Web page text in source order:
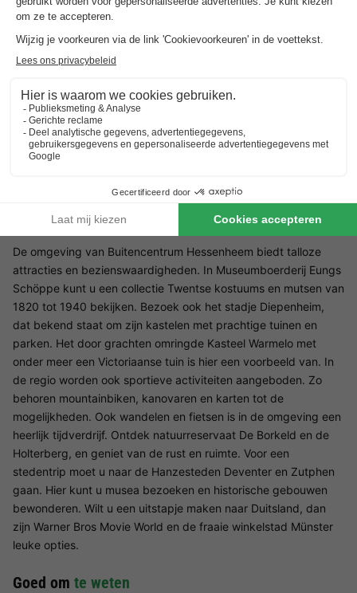
naar vorm. Klim en klauter op verschillende speeltoestellen en
het pad tegenkomt.
Voor een gezellig diner kunt u op het terrein van Hessenheem
terecht bij à la carte restaurant Bistro de Loep. Deze bistro
heeft een uitgebreide menukaart en serveert
Omgeving Buitencentrum Hessenheem
De omgeving van Buitencentrum Hessenheem biedt talloze
attracties en bezienswaardigheden. In Museumboerderij Eungs
Schöppe kunt u een collectie Twentse kostuums en mutsen van
1820 tot 1940 bekijken. Bezoek ook het stadje Diepenheim,
dat bekend staat om zijn kastelen met prachtige tuinen en
parken. Het door grachten omringde Kasteel Warmelo met
onder meer een Victoriaanse tuin is hier een voorbeeld van. In
de regio worden ook sportieve activiteiten aangeboden. Zo
behoren mountainbiken, kanovaren en karten tot de
mogelijkheden. Ook wandelen en fietsen is in de omgeving een
heerlijk tijdverdrijf. Ontdek natuurreservaat De Borkeld en de
Holterberg, en geniet van de rust en ruimte. Voor een
stedentrip moet u naar de Hanzesteden Deventer en Zutphen
gaan. Hier kunt u musea bezoeken en historische gebouwen
bewonderen. Wilt u een uitstapje maken naar Duitsland, dan
zijn Warner Bros Movie World en de fraaie winkelstad Münster
leuke opties.
Goed om te weten